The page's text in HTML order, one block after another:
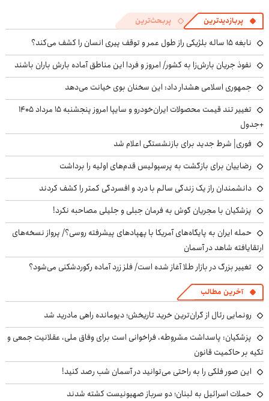
پربازدیدترین پربحث‌ترین
نابغه ۱۵ ساله بلژیکی راز طول عمر و توقف پیری انسان را کشف می‌کند؟
نفوذ جریان بارش‌زا به کشور/ امروز و فردا این مناطق آماده بارش باران باشند
جمهوری اسلامی هشدار داد: این سخنان بوی خیانت می‌دهد
تغییر تند قیمت محصولات ایران‌خودرو و سایپا امروز پنجشنبه ۱۵ مرداد ۱۴۰۵
+جدول
فوری| شرط جدید برای بازنشستگی اعلام شد
رضاییان برای بازگشت به پرسپولیس قدم‌های اولیه را برداشت
دانشمندان راز یک زندگی سالم با درد و افسردگی کمتر را کشف کردند
پزشکیان با مجریان گوش به فرمان جبلی و جلیلی مصاحبه نکرد!
حمله ایران به پایگاه‌های آمریکا با پهپادهای پیشرفته روسی؟/ پرواز نسخه‌های
ارتقایافته شاهد در آسمان
تغییر بزرگ در بازار طلا آغاز شده است/ فلز زرد آماده رکوردشکنی می‌شود؟
آخرین مطالب
رونمایی رئال از گران‌ترین خرید تاریخش؛ دیومانده راهی مادرید شد
پزشکیان: پاسداشت مشروطه، فراخوانی است برای وفاق ملی، عقلانیت جمعی و
تکیه بر حاکمیت قانون
این صور فلکی را به راحتی می‌توانید در آسمان شب رصد کنید!
حملات اسرائیل به لبنان؛ دو سرباز صهیونیست کشته شدند